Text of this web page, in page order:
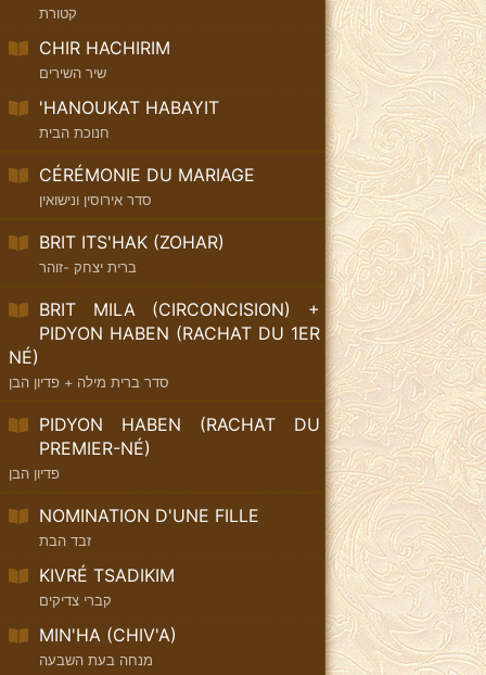
קטורת
CHIR HACHIRIM
שיר השירים
'HANOUKAT HABAYIT
חנוכת הבית
CÉRÉMONIE DU MARIAGE
סדר אירוסין ונישואין
BRIT ITS'HAK (ZOHAR)
ברית יצחק -זוהר
BRIT MILA (CIRCONCISION) +
PIDYON HABEN (RACHAT DU 1ER
NÉ)
סדר ברית מילה + פדיון הבן
PIDYON HABEN (RACHAT DU
PREMIER-NÉ)
פדיון הבן
NOMINATION D'UNE FILLE
זבד הבת
KIVRÉ TSADIKIM
קברי צדיקים
MIN'HA (CHIV'A)
מנחה בעת השבעה